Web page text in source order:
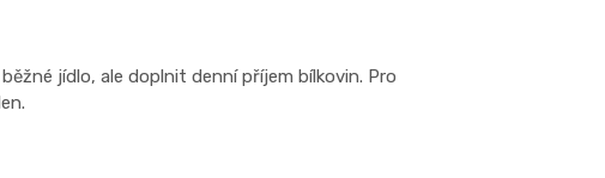
jídlo, ale doplnit denní příjem bílkovin. Pro